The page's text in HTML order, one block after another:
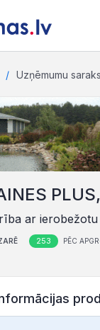
Uzņēmumu
ar
253 PĒC